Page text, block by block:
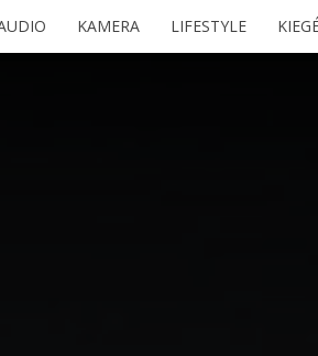
KAMERA LIFESTYLE